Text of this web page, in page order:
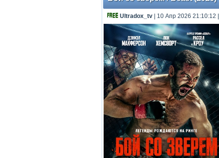
Ultradox_tv | 10 Апр 2026 21:10:12